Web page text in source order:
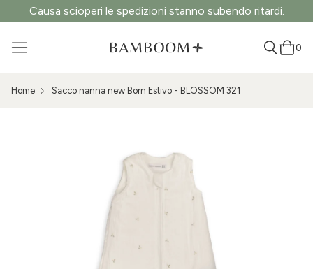
Causa scioperi le spedizioni stanno subendo ritardi.
0
Home Sacco nanna new Born Estivo - BLOSSOM 321